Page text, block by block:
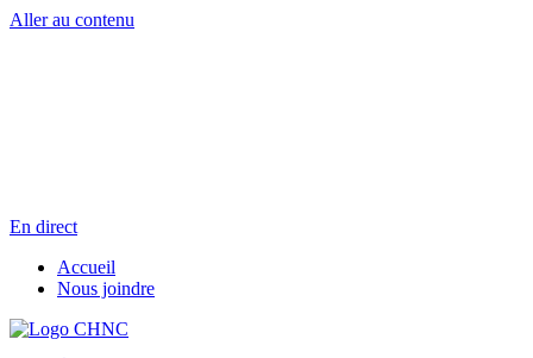
Aller au contenu
En direct
Accueil
Nous joindre